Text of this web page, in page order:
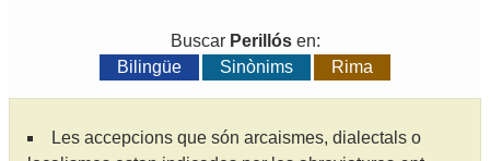
Buscar Perillósen:
Bilingüe
Sinònims Rima
Les accepcions que són arcaismes, dialectals o